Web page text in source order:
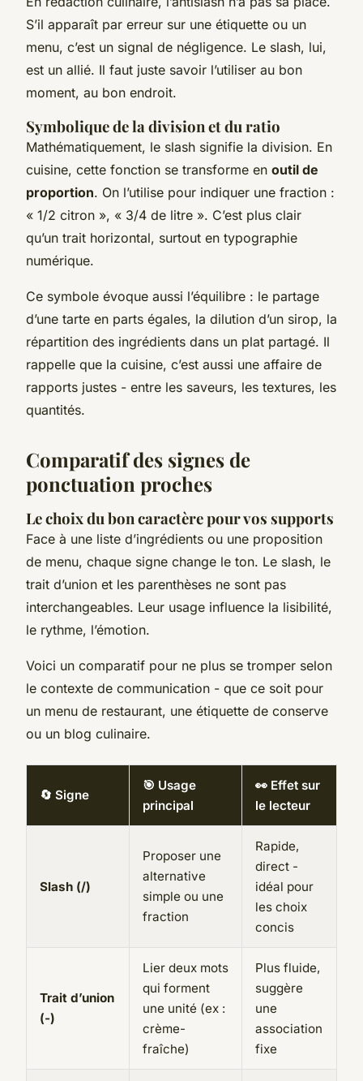
S’il apparaît par erreur sur une étiquette ou un
menu, c’est un signal de négligence. Le slash, lui,
est un allié. Il faut juste savoir l’utiliser au bon
moment, au bon endroit.
Symbolique de la division et du ratio
Mathématiquement, le slash signifie la division. En
cuisine, cette fonction se transforme en outil de
proportion. On l’utilise pour indiquer une fraction :
« 1/2 citron », « 3/4 de litre ». C’est plus clair
qu’un trait horizontal, surtout en typographie
numérique.
Ce symbole évoque aussi l’équilibre : le partage
d’une tarte en parts égales, la dilution d’un sirop, la
répartition des ingrédients dans un plat partagé. Il
rappelle que la cuisine, c’est aussi une affaire de
rapports justes - entre les saveurs, les textures, les
quantités.
Comparatif des signes de
ponctuation proches
Le choix du bon caractère pour vos supports
Face à une liste d’ingrédients ou une proposition
de menu, chaque signe change le ton. Le slash, le
trait d’union et les parenthèses ne sont pas
interchangeables. Leur usage influence la lisibilité,
le rythme, l’émotion.
Voici un comparatif pour ne plus se tromper selon
le contexte de communication - que ce soit pour
un menu de restaurant, une étiquette de conserve
ou un blog culinaire.
🔄 Signe
🎯 Usage
principal
👀 Effet sur
le lecteur
Slash (/)
Proposer une
alternative
simple ou une
fraction
Rapide,
direct -
idéal pour
les choix
concis
Trait d’union
(-)
Lier deux mots
qui forment
une unité (ex :
crème-
fraîche)
Plus fluide,
suggère
une
association
fixe